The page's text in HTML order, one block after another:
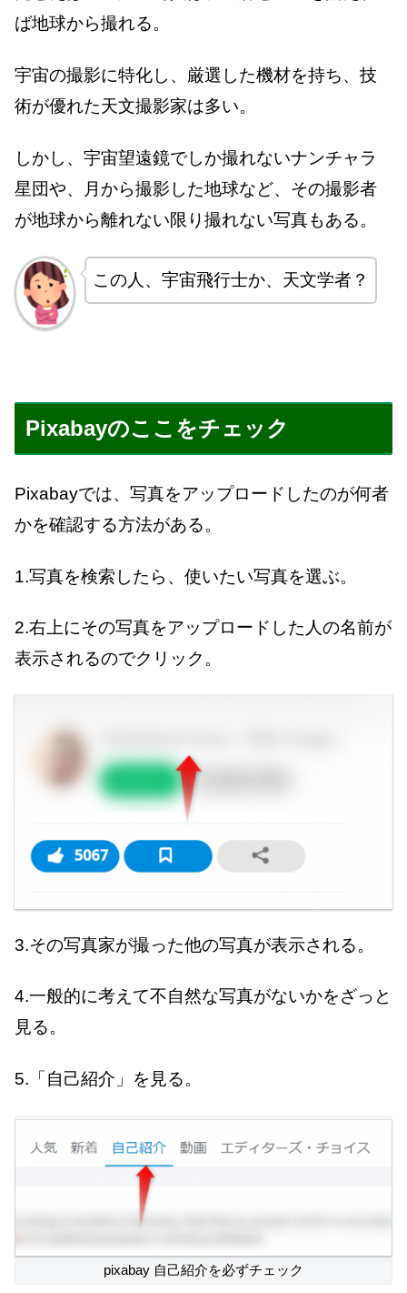
ば地球から撮れる。
宇宙の撮影に特化し、厳選した機材を持ち、技
術が優れた天文撮影家は多い。
しかし、宇宙望遠鏡でしか撮れないナンチャラ
星団や、月から撮影した地球など、その撮影者
が地球から離れない限り撮れない写真もある。
この人、宇宙飛行士か、天文学者？
Pixabayのここをチェック
Pixabayでは、写真をアップロードしたのが何者
かを確認する方法がある。
1.写真を検索したら、使いたい写真を選ぶ。
2.右上にその写真をアップロードした人の名前が
表示されるのでクリック。
3.その写真家が撮った他の写真が表示される。
4.一般的に考えて不自然な写真がないかをざっと
見る。
5.「自己紹介」を見る。
pixabay 自己紹介を必ずチェック